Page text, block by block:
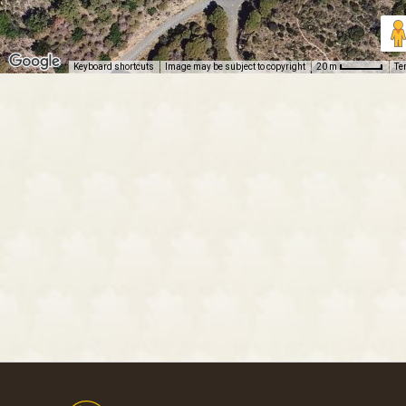
Keyboard shortcuts Image may be subject to copyright 20 m